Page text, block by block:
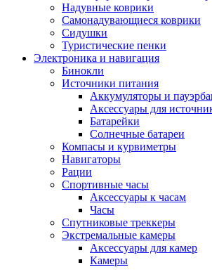
Надувные коврики
Самонадувающиеся коврики
Сидушки
Туристические пенки
Электроника и навигация
Бинокли
Источники питания
Аккумуляторы и
Аксессуары для
Батарейки
Солнечные батареи
Компасы и курвиметры
Навигаторы
Рации
Спортивные часы
Аксессуары к часам
Часы
Спутниковые треккеры
Экстремальные камеры
Аксессуары для камер
Камеры